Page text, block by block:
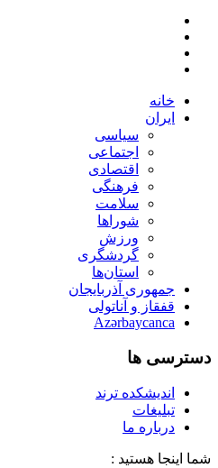
خانه
ایران
سیاسی
اجتماعی
اقتصادی
فرهنگی
سلامت
شوراها
ورزش
گردشگری
استان‌ها
جمهوری آذربایجان
قفقاز و آناتولی
Azərbaycanca
دسترسی ها
اندیشکده ترند
تبلیغات
درباره ما
شما اینجا هستید :